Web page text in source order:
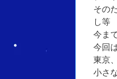
その
し等
今ま
今回
東京
小さ